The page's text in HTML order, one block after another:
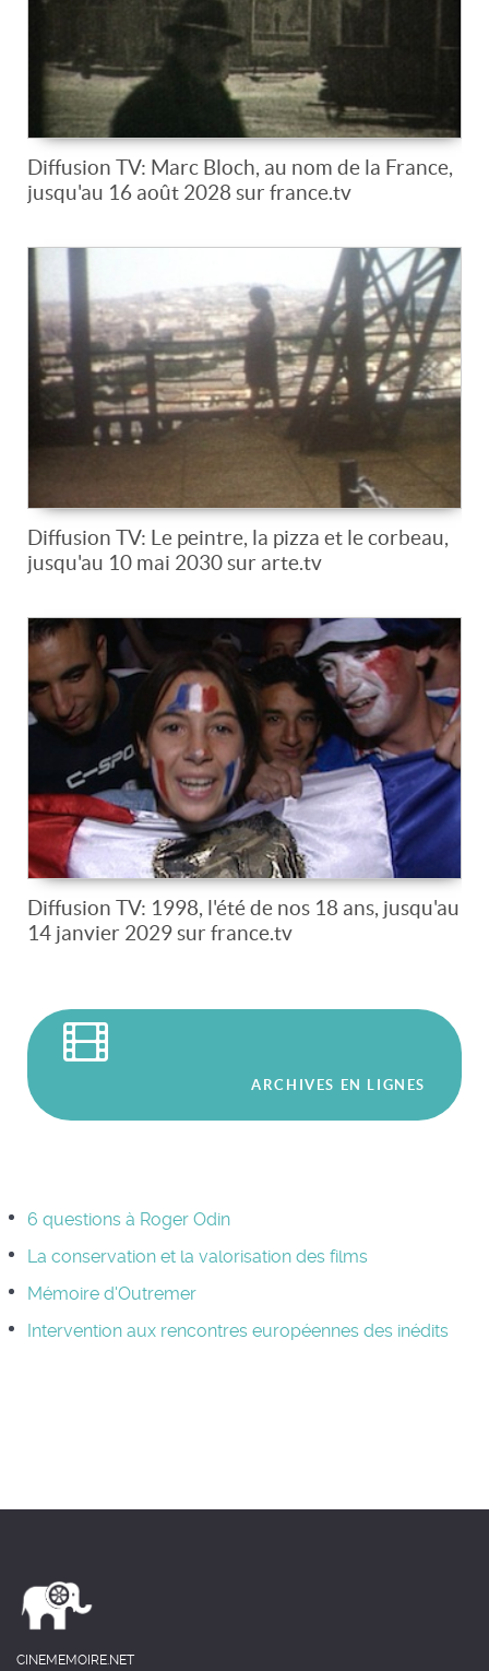
Diffusion TV: Marc Bloch, au nom de la France,
jusqu'au 16 août 2028 sur france.tv
Diffusion TV: Le peintre, la pizza et le corbeau,
jusqu'au 10 mai 2030 sur arte.tv
Diffusion TV: 1998, l'été de nos 18 ans, jusqu'au
14 janvier 2029 sur france.tv
ARCHIVES EN LIGNES
6 questions à Roger Odin
La conservation et la valorisation des films
Mémoire d'Outremer
Intervention aux rencontres européennes des inédits
CINEMEMOIRE.NET